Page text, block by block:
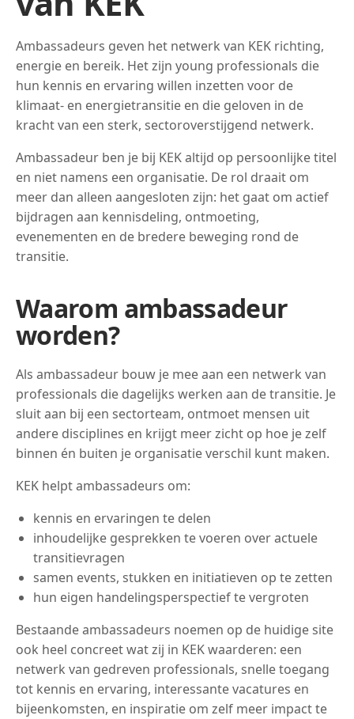
Ambassadeurs geven het netwerk van KEK richting,
energie en bereik. Het zijn young professionals die
hun kennis en ervaring willen inzetten voor de
klimaat- en energietransitie en die geloven in de
kracht van een sterk, sectoroverstijgend netwerk.
Ambassadeur ben je bij KEK altijd op persoonlijke titel
en niet namens een organisatie. De rol draait om
meer dan alleen aangesloten zijn: het gaat om actief
bijdragen aan kennisdeling, ontmoeting,
evenementen en de bredere beweging rond de
transitie.
Waarom ambassadeur
worden?
Als ambassadeur bouw je mee aan een netwerk van
professionals die dagelijks werken aan de transitie. Je
sluit aan bij een sectorteam, ontmoet mensen uit
andere disciplines en krijgt meer zicht op hoe je zelf
binnen én buiten je organisatie verschil kunt maken.
KEK helpt ambassadeurs om:
kennis en ervaringen te delen
inhoudelijke gesprekken te voeren over actuele
transitievragen
samen events, stukken en initiatieven op te zetten
hun eigen handelingsperspectief te vergroten
Bestaande ambassadeurs noemen op de huidige site
ook heel concreet wat zij in KEK waarderen: een
netwerk van gedreven professionals, snelle toegang
tot kennis en ervaring, interessante vacatures en
bijeenkomsten, en inspiratie om zelf meer impact te